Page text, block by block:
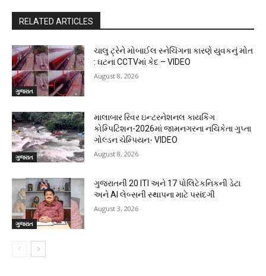
RELATED ARTICLES
ગુજરાત
ચાલુ ટ્રેને મોબાઈલ સ્નેચિંગના કારણે યુવકનું મોત
: ઘટના CCTVમાં કેદ – VIDEO
August 8, 2026
ગુજરાત
માલાબાર રિવર ઇન્ટરનેશનલ કાયકિંગ
કોમ્પિટિશન-2026માં જામનગરના નચિકેતા ગુપ્તા
ગોલ્ડન ચેમ્પિયન- VIDEO
August 8, 2026
ગુજરાત
ગુજરાતની 20 ITI અને 17 પોલિટેકનિકની ડેટા
અને AI લેબ્સની સ્થાપના માટે પસંદગી
August 3, 2026